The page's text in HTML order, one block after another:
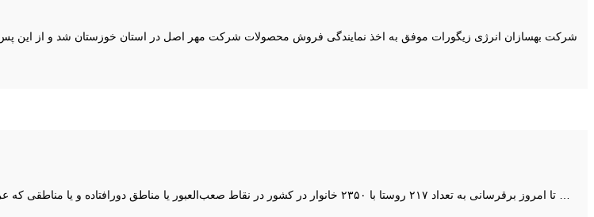
شرکت بهسازان انرژی زیگورات موفق به اخذ نمایندگی فروش محصولات شرکت مهر اصل در استان خوزستان شد و از این
تا امروز برقرسانی به تعداد ۲۱۷ روستا با ۲۳۵۰ خانوار در کشور در نقاط صعب‌العبور یا مناطق دور‌افتاده و یا مناطقی که عرصه منابع طبیعی و جنگل‌ها بوده و احداث شبکه برق موجب تخریب آن می‌شد با استفاده از سیستم‌های …